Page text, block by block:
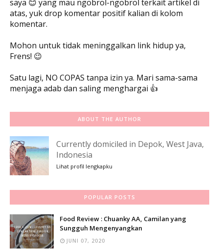
saya 😊 yang mau ngobrol-ngobrol terkait artikel di
atas, yuk drop komentar positif kalian di kolom
komentar.
Mohon untuk tidak meninggalkan link hidup ya,
Frens! 😉
Satu lagi, NO COPAS tanpa izin ya. Mari sama-sama
menjaga adab dan saling menghargai 👍
ABOUT THE AUTHOR
Currently domiciled in Depok, West Java,
Indonesia
Lihat profil lengkapku
POPULAR POSTS
Food Review : Chuanky AA, Camilan yang
Sungguh Mengenyangkan
JUNI 07, 2020